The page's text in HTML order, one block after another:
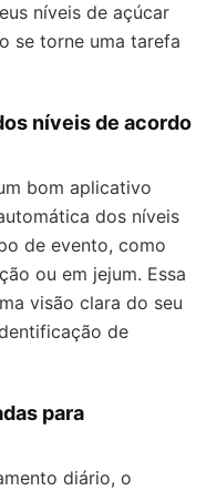
níveis de açúcar
se torne uma tarefa
níveis de acordo
bom aplicativo
dos níveis
de evento, como
ou em jejum. Essa
visão clara do seu
de
para
diário, o